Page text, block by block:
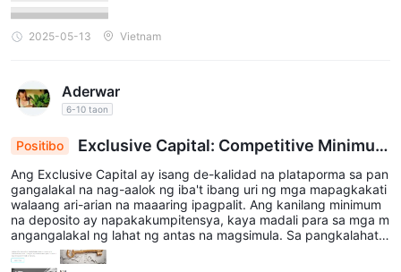
2025-05-13 Vietnam
Aderwar
6-10 taon
Positibo
Exclusive Capital: Competitive Minimum
Deposit para sa Magkakaibang Pagkakataon sa P
agkalakalan
Ang Exclusive Capital ay isang de-kalidad na plataporma sa pan
gangalakal na nag-aalok ng iba't ibang uri ng mga mapagkakati
walaang ari-arian na maaaring ipagpalit. Ang kanilang minimum
na deposito ay napakakumpitensya, kaya madali para sa mga m
angangalakal ng lahat ng antas na magsimula. Sa pangkalahata
n, nagbibigay sila sa akin ng isang magandang karanasan.